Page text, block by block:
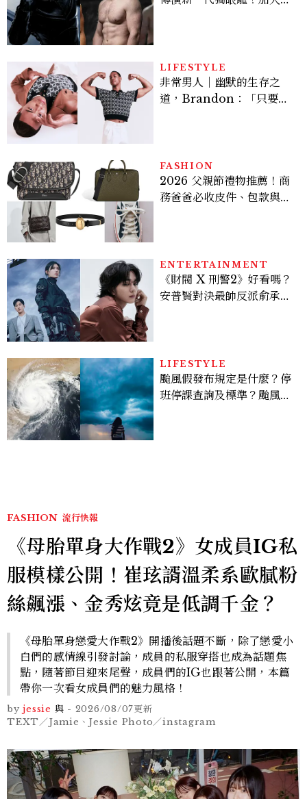
LIFESTYLE
非常男人｜幽默的生存之
道，Brandon：「只要能
FASHION
2026 父親節禮物推薦！商
務爸爸必收皮件、包款與鞋
ENTERTAINMENT
《財閥 X 刑警2》好看嗎？
安普賢對決最帥反派俞承
多大？
LIFESTYLE
颱風假發布規定是什麼？停
班停課查詢及標準？颱風假
FASHION 流行快報
《母胎單身大作戰2》女成員IG私
服模樣公開！崔玹諝溫柔系歐膩粉
絲飆漲、金秀炫竟是低調千金？
《母胎單身戀愛大作戰2》開播後話題不斷，除了戀愛小
白們的感情線引發討論，成員的私服穿搭也成為話題焦
點，隨著節目迎來尾聲，成員們的IG也跟著公開，本篇
帶你一次看女成員們的魅力風格！
by jessie 與 - 2026/08/07更新
TEXT／Jamie、Jessie Photo／instagram